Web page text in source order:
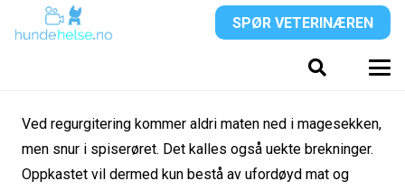
SPØR VETERINÆREN
Ved regurgitering kommer aldri maten ned i magesekken,
men snur i spiserøret. Det kalles også uekte brekninger.
Oppkastet vil dermed kun bestå av ufordøyd mat og